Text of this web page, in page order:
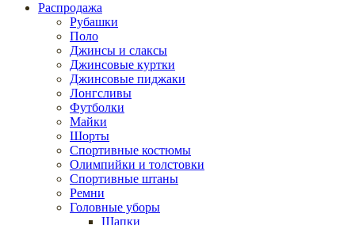
Распродажа
Рубашки
Поло
Джинсы и слаксы
Джинсовые куртки
Джинсовые пиджаки
Лонгсливы
Футболки
Майки
Шорты
Спортивные костюмы
Олимпийки и толстовки
Спортивные штаны
Ремни
Головные уборы
Шапки